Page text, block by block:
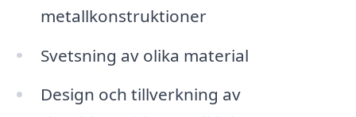
metallkonstruktioner
Svetsning av olika material
Design och tillverkning av